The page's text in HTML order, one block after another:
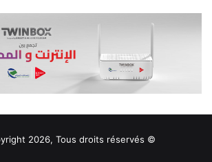
© Copyright 2026, Tous droits réservés |